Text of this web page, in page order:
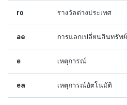
ro รางวัลต่างประเทศ
ae การแลกเปลี่ยนสินทรัพย์
e เหตุการณ์
ea เหตุการณ์อัตโนมัติ